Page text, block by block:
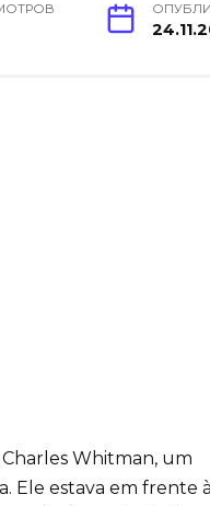
Whitman, um
Ele estava em frente